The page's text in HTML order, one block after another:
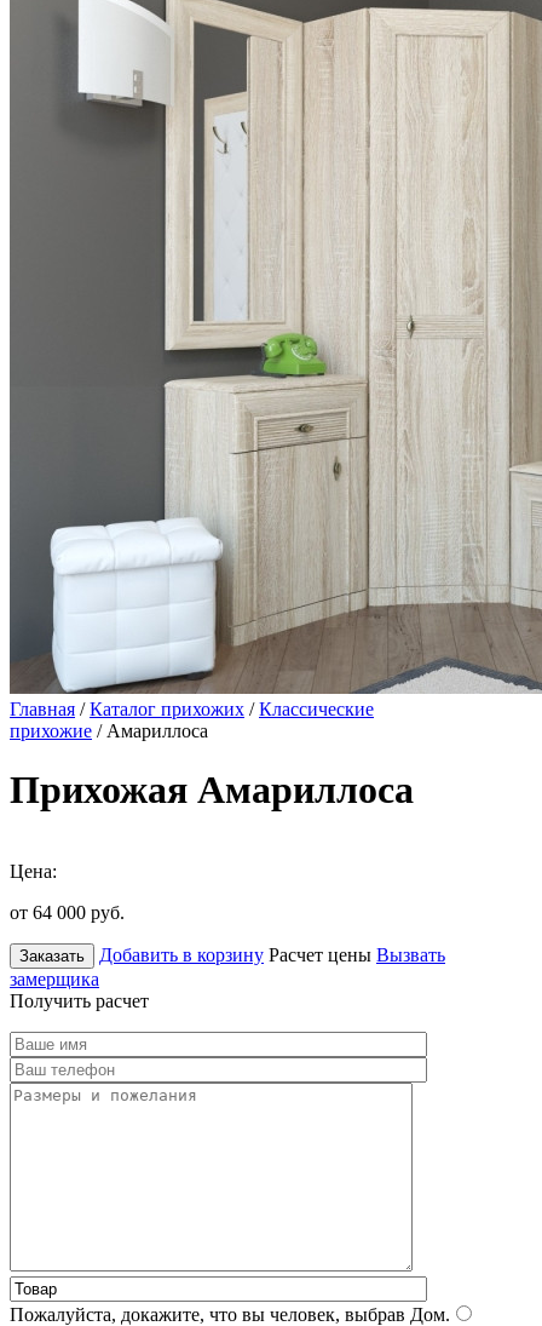
Главная /Каталог прихожих /Классические
прихожие / Амариллоса
Прихожая Амариллоса
Цена:
от 64 000 руб.
Заказать Добавить в корзину Расчет цены Вызвать
замерщика
Получить расчет
Пожалуйста, докажите, что вы человек, выбрав Дом.